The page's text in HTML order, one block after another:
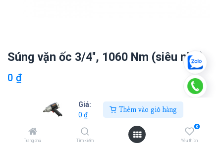
Giá:
0 ₫
Thêm vào giỏ hàng
Trang chủ Tìm kiếm
0
Yêu thích
Súng vặn ốc 3/4'', 1060 Nm (siêu nhẹ)
0 ₫
Thêm vào giỏ hàng
Thêm vào danh sách yêu thích